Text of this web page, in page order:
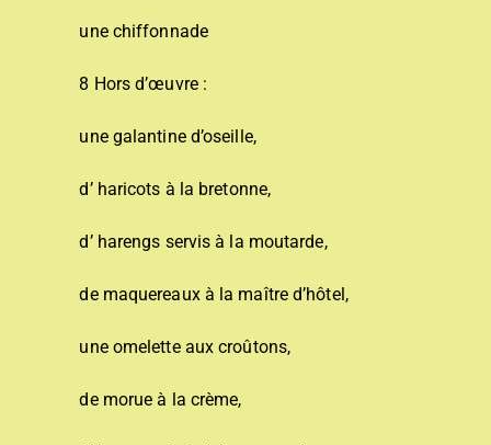
une chiffonnade
8 Hors d’œuvre :
une galantine d’oseille,
d’ haricots à la bretonne,
d’ harengs servis à la moutarde,
de maquereaux à la maître d’hôtel,
une omelette aux croûtons,
de morue à la crème,